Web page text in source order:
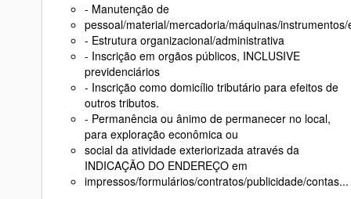
- Manutenção de
pessoal/material/mercadoria/máquinas/
- Estrutura organizacional/administrativa
- Inscrição em orgãos públicos, INCLUSIVE
previdenciários
- Inscrição como domicílio tributário para efeitos de
outros tributos.
- Permanência ou ânimo de permanecer no local,
para exploração econômica ou
social da atividade exteriorizada através da
INDICAÇÃO DO ENDEREÇO em
impressos/formulários/contratos/publicidade/contas...